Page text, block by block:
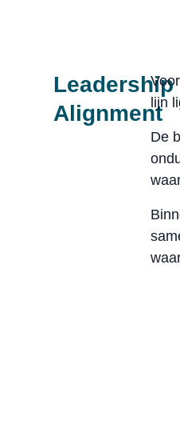
Leadership
Alignment
lijn
De